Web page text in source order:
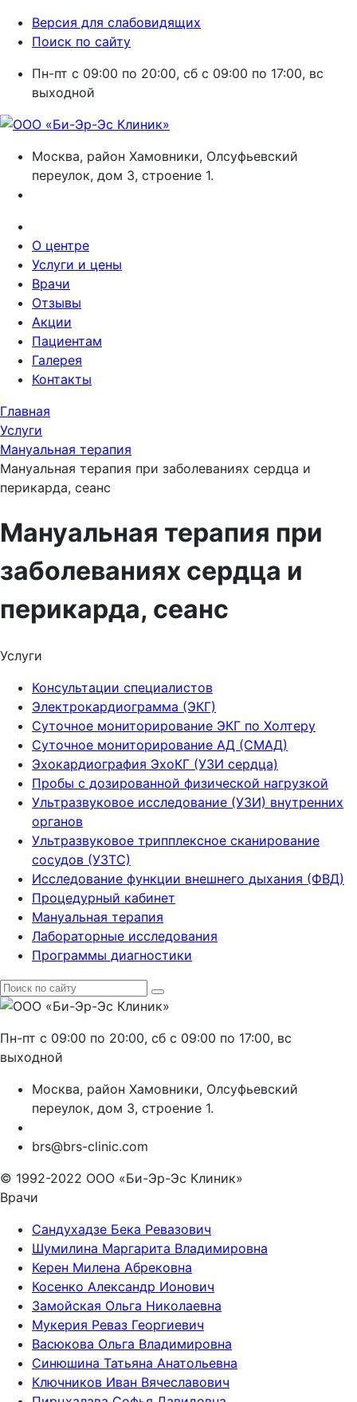
Версия для слабовидящих
Поиск по сайту
Пн-пт с 09:00 по 20:00, сб с 09:00 по 17:00, вс
выходной
Москва, район Хамовники, Олсуфьевский
переулок, дом 3, строение 1.
О центре
Услуги и цены
Врачи
Отзывы
Акции
Пациентам
Галерея
Контакты
Главная
Услуги
Мануальная терапия
Мануальная терапия при заболеваниях сердца и
перикарда, сеанс
Мануальная терапия при
заболеваниях сердца и
перикарда, сеанс
Услуги
Консультации специалистов
Электрокардиограмма (ЭКГ)
Суточное мониторирование ЭКГ по Холтеру
Суточное мониторирование АД (СМАД)
Эхокардиография ЭхоКГ (УЗИ сердца)
Пробы с дозированной физической нагрузкой
Ультразвуковое исследование (УЗИ) внутренних
органов
Ультразвуковое трипплексное сканирование
сосудов (УЗТС)
Исследование функции внешнего дыхания (ФВД)
Процедурный кабинет
Мануальная терапия
Лабораторные исследования
Программы диагностики
Пн-пт с 09:00 по 20:00, сб с 09:00 по 17:00, вс
выходной
Москва, район Хамовники, Олсуфьевский
переулок, дом 3, строение 1.
brs@brs-clinic.com
© 1992-2022 ООО «Би-Эр-Эс Клиник»
Врачи
Сандухадзе Бека Ревазович
Шумилина Маргарита Владимировна
Керен Милена Абрековна
Косенко Александр Ионович
Замойская Ольга Николаевна
Мукерия Реваз Георгиевич
Васюкова Ольга Владимировна
Синюшина Татьяна Анатольевна
Ключников Иван Вячеславович